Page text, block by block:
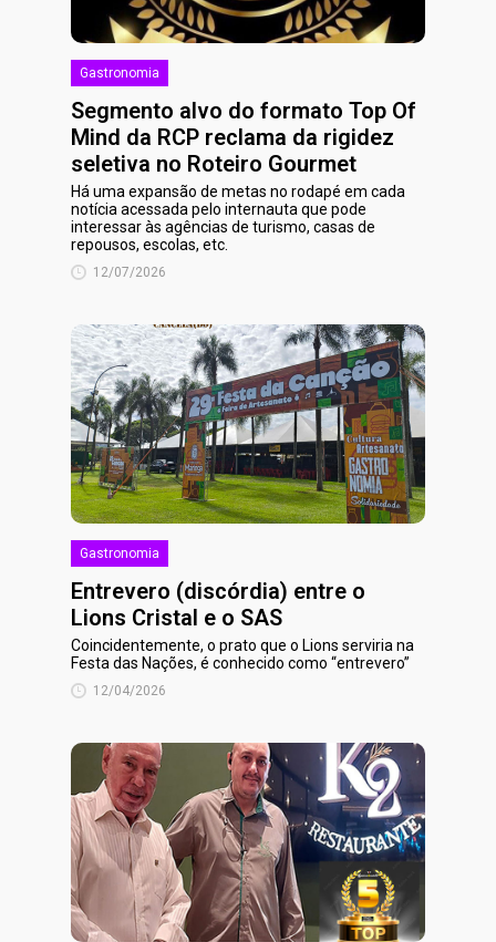
Gastronomia
Segmento alvo do formato Top Of
Mind da RCP reclama da rigidez
seletiva no Roteiro Gourmet
Há uma expansão de metas no rodapé em cada
notícia acessada pelo internauta que pode
interessar às agências de turismo, casas de
repousos, escolas, etc.
12/07/2026
Gastronomia
Entrevero (discórdia) entre o
Lions Cristal e o SAS
Coincidentemente, o prato que o Lions serviria na
Festa das Nações, é conhecido como “entrevero”
12/04/2026